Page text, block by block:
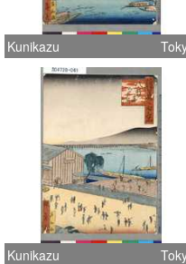
Kunikazu
Kunikazu